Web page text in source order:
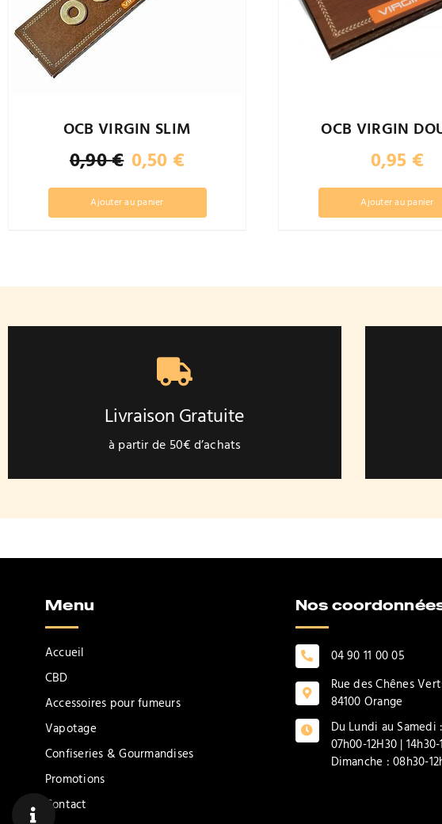
OCB VIRGIN SLIM
0,90€ Le
prix
initial
était :
0,50 €
actuel
est :
Ajouter au panier
OCB VIRGIN
0,95 €
Ajouter au panier
Livraison Gratuite
à partir de 50€ d’achats
Menu
Accueil
CBD
Accessoires pour fumeurs
Vapotage
Confiseries & Gourmandises
Promotions
Contact
Nos
04 90 11 00 05
Rue des Chênes
84100 Orange
Du Lundi au Samedi :
07h00-12H30 |
Dimanche : 08h30-